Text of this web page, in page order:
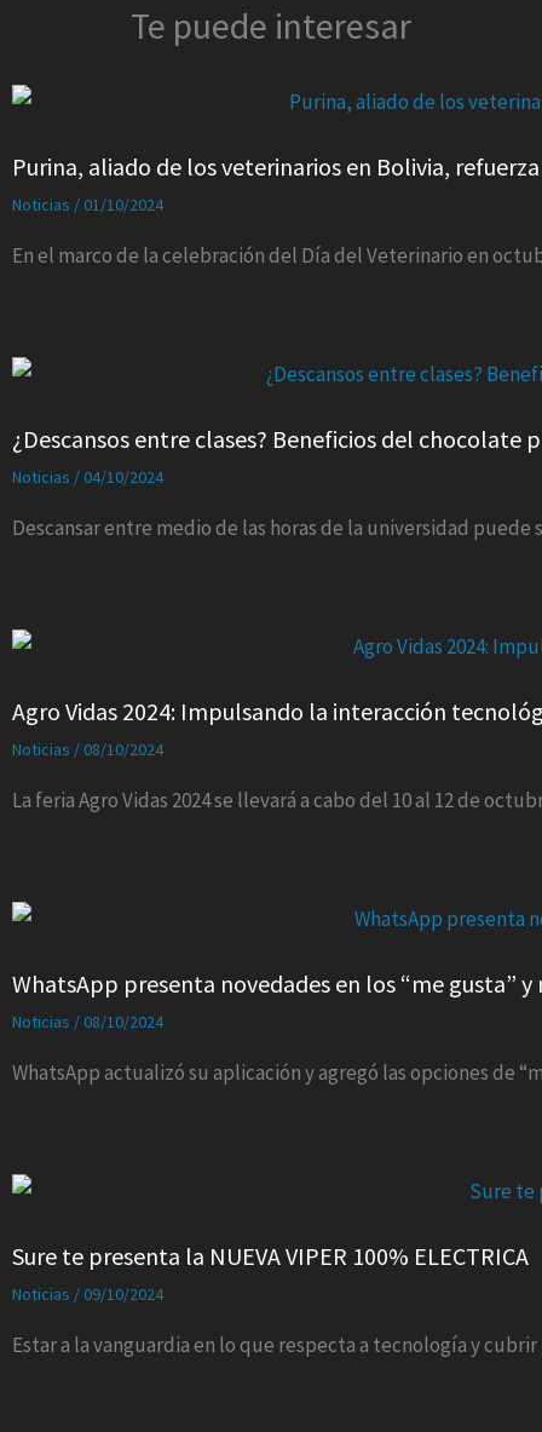
Te puede interesar
Purina, aliado de los veterinarios en Bolivia,
Noticias / 01/10/2024
En el marco de la celebración del Día del Veterinario en
¿Descansos entre clases? Beneficios del
Noticias / 04/10/2024
Descansar entre medio de las horas de la universidad
Agro Vidas 2024: Impulsando la interacción
Noticias / 08/10/2024
La feria Agro Vidas 2024 se llevará a cabo del 10 al 12 de
WhatsApp presenta novedades en los “me gusta”
Noticias / 08/10/2024
WhatsApp actualizó su aplicación y agregó las opciones de
Sure te presenta la NUEVA VIPER 100% ELECTRICA
Noticias / 09/10/2024
Estar a la vanguardia en lo que respecta a tecnología y